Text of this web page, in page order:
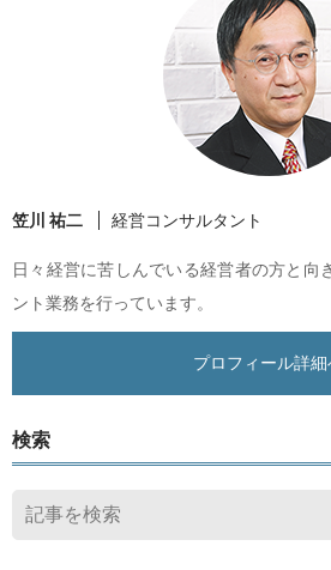
笠川 祐二 経営コンサルタント
日々経営に苦しんでいる経営者の方と向
ント業務を行っています。
プロフィール詳細
検索